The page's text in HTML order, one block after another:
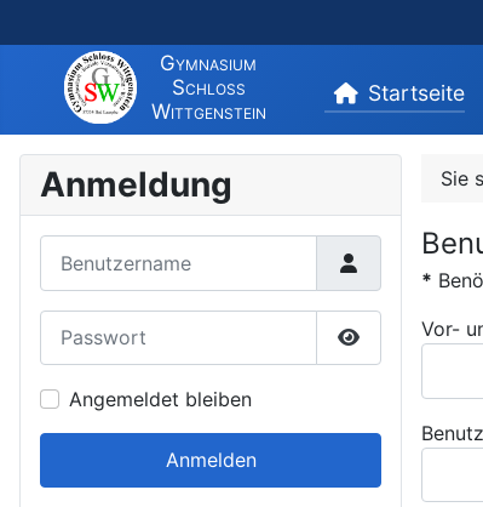
Gymnasium
Schloss
Wittgenstein
Startseite
Anmeldung
Passwort
Angemeldet bleiben
Anmelden
Sie
*
Vor-